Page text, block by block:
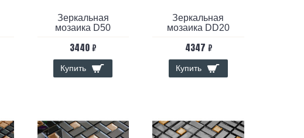
Зеркальная
мозаика D50
3440 ₽
Купить
Зеркальная
мозаика DD20
4347 ₽
Купить